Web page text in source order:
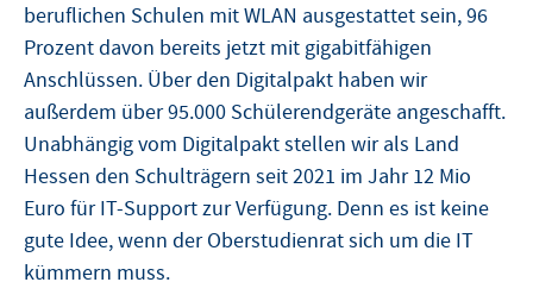
beruflichen Schulen mit WLAN ausgestattet sein, 96
Prozent davon bereits jetzt mit gigabitfähigen
Anschlüssen. Über den Digitalpakt haben wir
außerdem über 95.000 Schülerendgeräte angeschafft.
Unabhängig vom Digitalpakt stellen wir als Land
Hessen den Schulträgern seit 2021 im Jahr 12 Mio
Euro für IT-Support zur Verfügung. Denn es ist keine
gute Idee, wenn der Oberstudienrat sich um die IT
kümmern muss.